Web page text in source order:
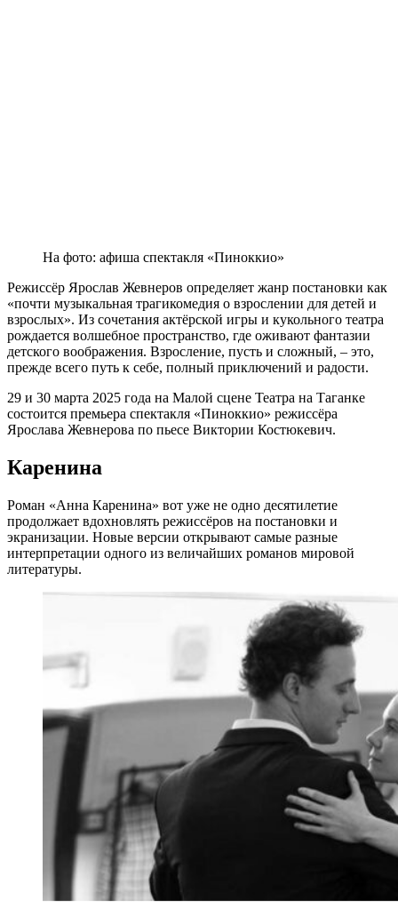
На фото: афиша спектакля «Пиноккио»
Режиссёр Ярослав Жевнеров определяет жанр постановки как
«почти музыкальная трагикомедия о взрослении для детей и
взрослых». Из сочетания актёрской игры и кукольного театра
рождается волшебное пространство, где оживают фантазии
детского воображения. Взросление, пусть и сложный, – это,
прежде всего путь к себе, полный приключений и радости.
29 и 30 марта 2025 года на Малой сцене Театра на Таганке
состоится премьера спектакля «Пиноккио» режиссёра
Ярослава Жевнерова по пьесе Виктории Костюкевич.
Каренина
Роман «Анна Каренина» вот уже не одно десятилетие
продолжает вдохновлять режиссёров на постановки и
экранизации. Новые версии открывают самые разные
интерпретации одного из величайших романов мировой
литературы.